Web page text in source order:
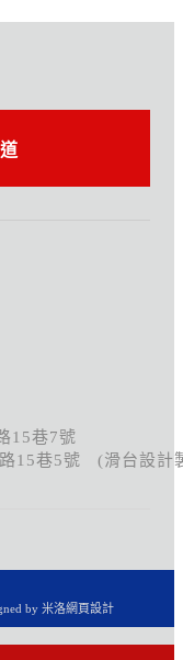
15巷7號
15巷5號 (滑台設計
by 米洛網頁設計